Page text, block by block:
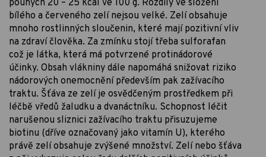
pouhých 20 – 25 kcal ve 100 g. Rozdíly ve složení
bílého a červeného zelí nejsou velké. Zelí obsahuje
mnoho rostlinných sloučenin, které mají pozitivní vliv
na zdraví člověka. Za zmínku stojí třeba sulforafan
což je látka, která má potvrzené protinádorové
účinky. Obsah vlákniny dále napomáhá snižovat riziko
nádorových onemocnění především pak zažívacího
traktu. Šťáva ze zelí je osvědčeným prostředkem při
léčbě vředů žaludku a dvanáctníku. Schopnost léčit
narušenou sliznici zažívacího traktu přisuzujeme
biotinu (dříve označovaný jako vitamín U), kterého
právě zelí obsahuje zvýšené množství. Zelí nebo šťáva